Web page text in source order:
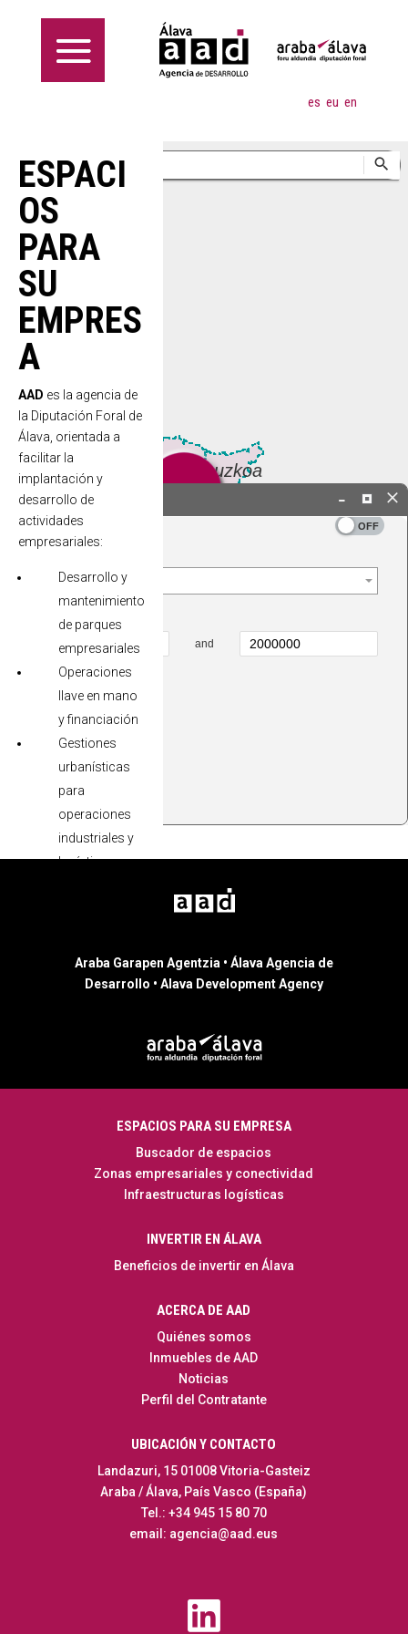
es eu en
ESPACI
OS
PARA
SU
EMPRES
A
AAD es la agencia de
la Diputación Foral de
Álava, orientada a
facilitar la
implantación y
desarrollo de
actividades
empresariales:
Desarrollo y
mantenimiento
de parques
empresariales
Operaciones
llave en mano
y financiación
Gestiones
urbanísticas
para
operaciones
industriales y
logísticas
incentivos
En coordinación con
El adjunto buscador
Araba Garapen Agentzia • Álava Agencia de
Desarrollo • Alava Development Agency
ESPACIOS PARA SU EMPRESA
Buscador de espacios
Zonas empresariales y conectividad
Infraestructuras logísticas
INVERTIR EN ÁLAVA
Beneficios de invertir en Álava
ACERCA DE AAD
Quiénes somos
Inmuebles de AAD
Noticias
Perfil del Contratante
UBICACIÓN Y CONTACTO
Landazuri, 15 01008 Vitoria-Gasteiz
Araba / Álava, País Vasco (España)
Tel.: +34 945 15 80 70
email: agencia@aad.eus